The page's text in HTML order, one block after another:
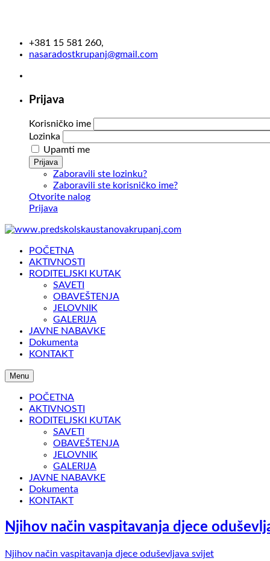
+381 15 581 260,
nasaradostkrupanj@gmail.com
Prijava
Korisničko ime
Lozinka
Upamti me
Prijava
Zaboravili ste lozinku?
Zaboravili ste korisničko ime?
Otvorite nalog
Prijava
POČETNA
AKTIVNOSTI
RODITELJSKI KUTAK
SAVETI
OBAVEŠTENJA
JELOVNIK
GALERIJA
JAVNE NABAVKE
Dokumenta
KONTAKT
Menu
POČETNA
AKTIVNOSTI
RODITELJSKI KUTAK
SAVETI
OBAVEŠTENJA
JELOVNIK
GALERIJA
JAVNE NABAVKE
Dokumenta
KONTAKT
Njihov način vaspitavanja djece
Njihov način vaspitavanja djece oduševljava svijet